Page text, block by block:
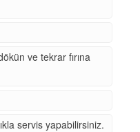
ve tekrar fırına
servis yapabilirsiniz.